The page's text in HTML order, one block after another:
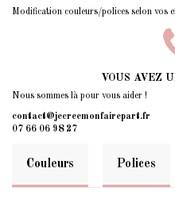
Modification couleurs/polices selon vos
VOUS AVEZ
Nous sommes là pour vous aider !
contact@jecreemonfairepart.fr
07 66 06 98 27
Couleurs Polices